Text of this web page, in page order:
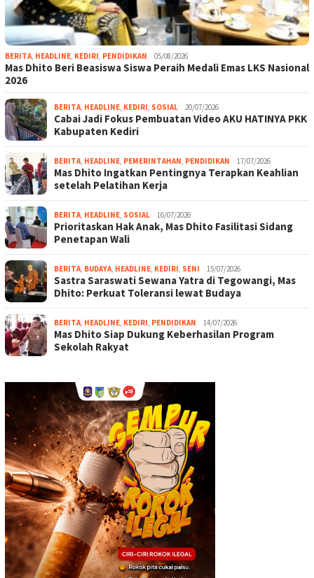
BERITA, HEADLINE, KEDIRI, PENDIDIKAN 05/08/2026
Mas Dhito Beri Beasiswa Siswa Peraih Medali Emas LKS Nasional
2026
BERITA, HEADLINE, KEDIRI, SOSIAL 20/07/2026
Cabai Jadi Fokus Pembuatan Video AKU HATINYA PKK
Kabupaten Kediri
BERITA, HEADLINE, PEMERINTAHAN, PENDIDIKAN 17/07/2026
Mas Dhito Ingatkan Pentingnya Terapkan Keahlian
setelah Pelatihan Kerja
BERITA, HEADLINE, SOSIAL 16/07/2026
Prioritaskan Hak Anak, Mas Dhito Fasilitasi Sidang
Penetapan Wali
BERITA, BUDAYA, HEADLINE, KEDIRI, SENI 15/07/2026
Sastra Saraswati Sewana Yatra di Tegowangi, Mas
Dhito: Perkuat Toleransi lewat Budaya
BERITA, HEADLINE, KEDIRI, PENDIDIKAN 14/07/2026
Mas Dhito Siap Dukung Keberhasilan Program
Sekolah Rakyat